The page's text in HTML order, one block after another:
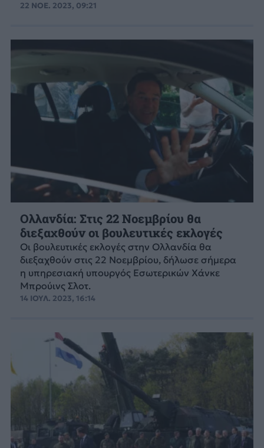
22 ΝΟΕ. 2023, 09:21
Ολλανδία: Στις 22 Νοεμβρίου θα
διεξαχθούν οι βουλευτικές εκλογές
Οι βουλευτικές εκλογές στην Ολλανδία θα
διεξαχθούν στις 22 Νοεμβρίου, δήλωσε σήμερα
η υπηρεσιακή υπουργός Εσωτερικών Χάνκε
Μπρούινς Σλοτ.
14 ΙΟΥΛ. 2023, 16:14